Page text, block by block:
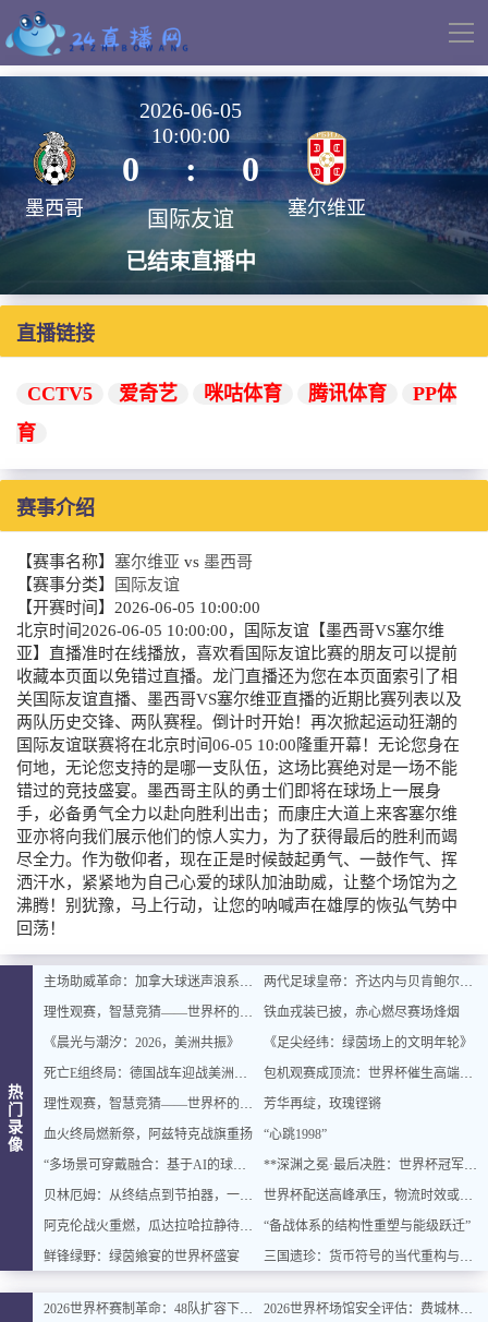
导
墨西哥
2026-06-05
10:00:00
0 : 0
国际友谊
已结束直播中
塞尔维亚
直播链接
CCTV5 爱奇艺 咪咕体育 腾讯体育
PP体
育
赛事介绍
【赛事名称】 塞尔维亚 vs 墨西哥
【赛事分类】
国际友谊
【开赛时间】 2026-06-05 10:00:00
北京时间2026-06-05 10:00:00，国际友谊【墨西哥VS塞尔维
亚】直播准时在线播放，喜欢看国际友谊比赛的朋友可以提前
收藏本页面以免错过直播。龙门直播还为您在本页面索引了相
关国际友谊直播、墨西哥VS塞尔维亚直播的近期比赛列表以及
两队历史交锋、两队赛程。倒计时开始！再次掀起运动狂潮的
国际友谊联赛将在北京时间06-05 10:00隆重开幕！无论您身在
何地，无论您支持的是哪一支队伍，这场比赛绝对是一场不能
错过的竞技盛宴。墨西哥主队的勇士们即将在球场上一展身
手，必备勇气全力以赴向胜利出击；而康庄大道上来客塞尔维
亚亦将向我们展示他们的惊人实力，为了获得最后的胜利而竭
尽全力。作为敬仰者，现在正是时候鼓起勇气、一鼓作气、挥
洒汗水，紧紧地为自己心爱的球队加油助威，让整个场馆为之
沸腾！别犹豫，马上行动，让您的呐喊声在雄厚的恢弘气势中
回荡！
热
门
录
像
主场助威革命：加拿大球迷声浪系统全面升级
理性观赛，智慧竞猜——世界杯的乐趣与平衡之道
《晨光与潮汐：2026，美洲共振》
死亡E组终局：德国战车迎战美洲双雄，出线密码即将揭晓
理性观赛，智慧竞猜——世界杯的乐趣与平衡之道
血火终局燃新祭，阿兹特克战旗重扬
“多场景可穿戴融合：基于AI的球迷体征数据实时整合与智能增强”
贝林厄姆：从终结点到节拍器，一位中场大师的进化论
阿克伦战火重燃，瓜达拉哈拉静待交锋
鲜锋绿野：绿茵飨宴的世界杯盛宴
两代足球皇帝：齐达内与贝肯鲍尔的史诗对话
铁血戎装已披，赤心燃尽赛场烽烟
《足尖经纬：绿茵场上的文明年轮》
包机观赛成顶流：世界杯催生高端出行新风口
芳华再绽，玫瑰铿锵
“心跳1998”
**深渊之冕·最后决胜：世界杯冠军终章**
世界杯配送高峰承压，物流时效或遇延迟挑战
“备战体系的结构性重塑与能级跃迁”
三国遗珍：货币符号的当代重构与文化价值再生
2026世界杯赛制革命：48队扩容下的32强淘汰赛对阵逻辑与规则重塑深度解读
2026世界杯场馆安全评估：费城林肯金融球场观众疏散通道宽度合规性深度分析